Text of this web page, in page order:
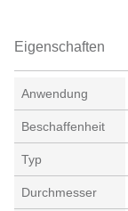
Eigenschaften
Anwendung
Beschaffenheit
Typ
Durchmesser